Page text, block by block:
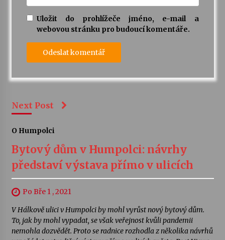
Uložit do prohlížeče jméno, e-mail a
webovou stránku pro budoucí komentáře.
Next Post
O Humpolci
Bytový dům v Humpolci: návrhy
představí výstava přímo v ulicích
Po Bře 1 , 2021
V Hálkově ulici v Humpolci by mohl vyrůst nový bytový dům.
To, jak by mohl vypadat, se však veřejnost kvůli pandemii
nemohla dozvědět. Proto se radnice rozhodla z několika návrhů